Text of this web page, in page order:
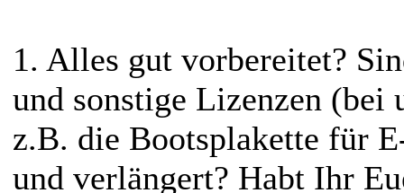
1. Alles gut vorbereitet?
und sonstige Lizenzen (bei
z.B. die Bootsplakette für
und verlängert? Habt Ihr